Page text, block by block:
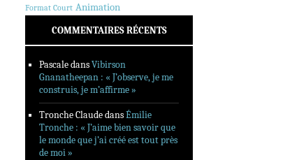
Format Court Animation
COMMENTAIRES RÉCENTS
PascaledansVibirson
Gnanatheepan : « J’observe, je me
construis, je m’affirme »
Tronche ClaudedansÉmilie
Tronche : « J’aime bien savoir que
le monde que j’ai créé est tout près
de moi »